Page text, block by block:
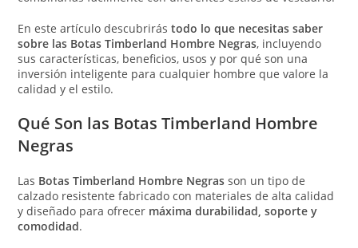
En este artículo descubrirástodo lo que necesitas saber
sobre las Botas Timberland Hombre Negras, incluyendo
sus características, beneficios, usos y por qué son una
inversión inteligente para cualquier hombre que valore la
calidad y el estilo.
Qué Son las Botas Timberland Hombre
Negras
Las Botas Timberland Hombre Negras son un tipo de
calzado resistente fabricado con materiales de alta calidad
y diseñado para ofrecer máxima durabilidad, soporte y
comodidad.